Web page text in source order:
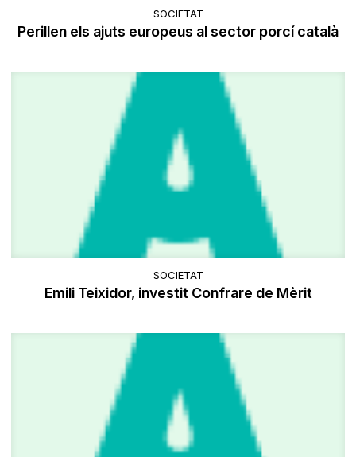
SOCIETAT
Perillen els ajuts europeus al sector porcí català
SOCIETAT
Emili Teixidor, investit Confrare de Mèrit